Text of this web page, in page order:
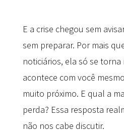
E a crise chegou sem
sem preparar. Por mais
noticiários, ela só se
acontece com você
muito próximo. E qual a
perda? Essa resposta
não nos cabe discutir.